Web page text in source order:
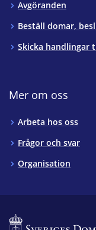
Avgöranden
Beställ domar,
Skicka handlingar
Mer om oss
Arbeta hos oss
Frågor och svar
Organisation